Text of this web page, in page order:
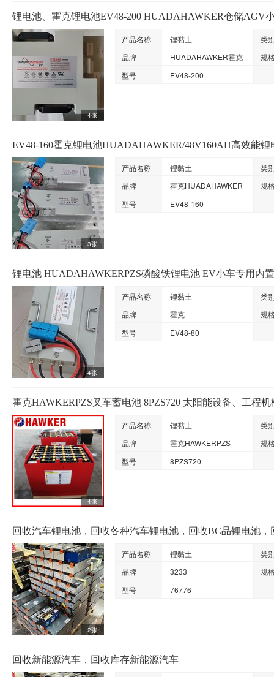
锂电池、霍克锂电池EV48-200 HUADAHAWKER仓储AGV
4张
产品名称 锂黏土
类
品牌
HUADAHAWKER霍克
规
型号
EV48-200
EV48-160霍克锂电池HUADAHAWKER/48V160AH高效能锂
3张
产品名称 锂黏土
类
品牌
霍克HUADAHAWKER
规
型号
EV48-160
锂电池 HUADAHAWKERPZS磷酸铁锂电池 EV小车专用内
4张
产品名称 锂黏土
类
品牌
霍克
规
型号
EV48-80
霍克HAWKERPZS叉车蓄电池 8PZS720 太阳能设备、工程机
4张
产品名称 锂黏土
类
品牌
霍克HAWKERPZS
规
型号
8PZS720
回收汽车锂电池，回收各种汽车锂电池，回收BC品锂电池，
2张
产品名称 锂黏土
类
品牌
3233
规
型号
76776
回收新能源汽车，回收库存新能源汽车